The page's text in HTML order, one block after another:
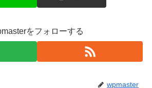
をフォローする
wpmaster